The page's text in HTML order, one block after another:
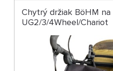
Chytrý držiak BöHM na
UG2/3/4Wheel/Chariot